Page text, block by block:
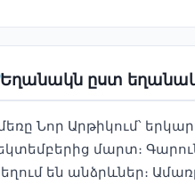
Եղանակն ըստ
Նոր Արթիկում՝
մարտ։
են անձրևներ։